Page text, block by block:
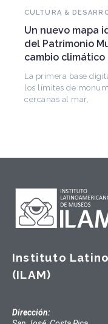
zonas
de
Instituto
(ILAM)
Dirección: